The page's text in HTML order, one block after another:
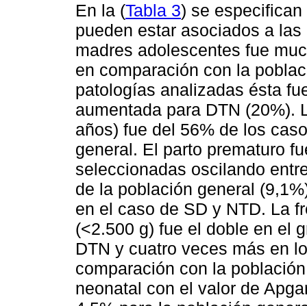
En la (Tabla 3) se
pueden estar asociados a
madres adolescentes fue
en comparación con la
patologías analizadas ésta
aumentada para DTN (20%).
años) fue del 56% de los
general. El parto prematuro
seleccionadas oscilando
de la población general
en el caso de SD y NTD. La
(<2.500 g) fue el doble en el
DTN y cuatro veces más en
comparación con la
neonatal con el valor de